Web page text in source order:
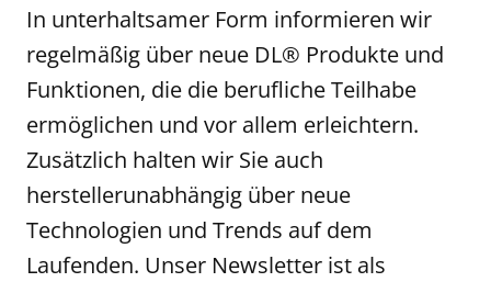
In unterhaltsamer Form informieren wir
regelmäßig über neue DL® Produkte und
Funktionen, die die berufliche Teilhabe
ermöglichen und vor allem erleichtern.
Zusätzlich halten wir Sie auch
herstellerunabhängig über neue
Technologien und Trends auf dem
Laufenden. Unser Newsletter ist als